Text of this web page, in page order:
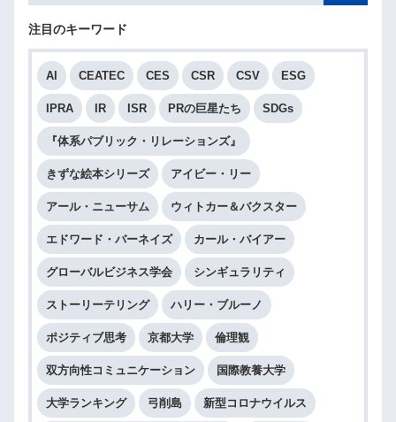
注目のキーワード
AI CEATEC CES CSR CSV ESG
IPRA IR ISR PRの巨星たち SDGs
『体系パブリック・リレーションズ』
きずな絵本シリーズ アイビー・リー
アール・ニューサム ウィトカー＆バクスター
エドワード・バーネイズ カール・バイアー
グローバルビジネス学会 シンギュラリティ
ストーリーテリング ハリー・ブルーノ
ポジティブ思考 京都大学 倫理観
双方向性コミュニケーション 国際教養大学
大学ランキング 弓削島 新型コロナウイルス